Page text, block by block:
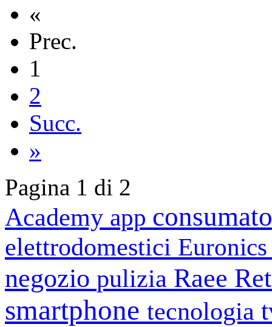
«
Prec.
1
2
Succ.
»
Pagina 1 di 2
Academy app
elettrodomestici
negozio pulizia Raee
smartphone tecnologia